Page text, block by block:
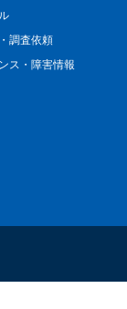
調査依頼
ス・障害情報